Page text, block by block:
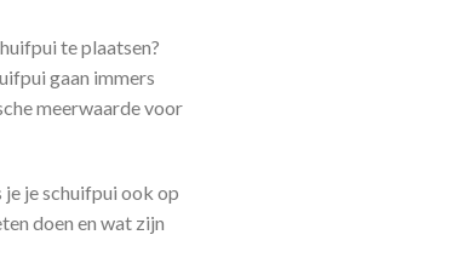
te plaatsen?
gaan immers
meerwaarde voor
je schuifpui ook op
doen en wat zijn